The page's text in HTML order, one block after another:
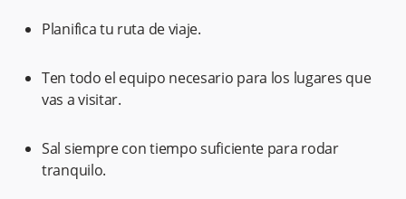
Planifica tu ruta de viaje.
Ten todo el equipo necesario para los lugares que
vas a visitar.
Sal siempre con tiempo suficiente para rodar
tranquilo.